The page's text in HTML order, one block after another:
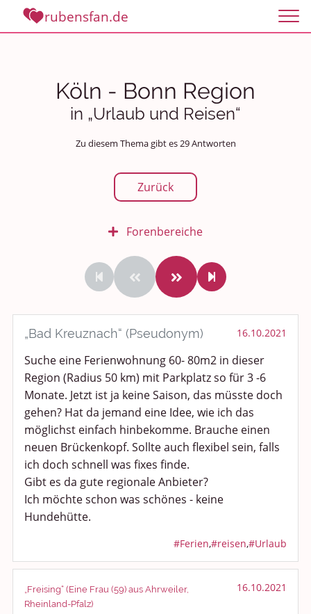
rubensfan.de
Köln - Bonn Region
in „Urlaub und Reisen“
Zu diesem Thema gibt es 29 Antworten
Zurück
Forenbereiche
Rundum Leben
Politik und Weltgeschehen
Smalltalk
Persönliches
Treffen und Stammtische
Ü100 Party - Fanecke
Gesundheit & Wellness
Sport & Freizeit
Shopping und Bekleidung
Medien & Showgeschäft
„Bad Kreuznach“ (Pseudonym) 16.10.2021
Suche eine Ferienwohnung 60- 80m2 in dieser
Region (Radius 50 km) mit Parkplatz so für 3 -6
Monate. Jetzt ist ja keine Saison, das müsste doch
gehen? Hat da jemand eine Idee, wie ich das
möglichst einfach hinbekomme. Brauche einen
neuen Brückenkopf. Sollte auch flexibel sein, falls
ich doch schnell was fixes finde.
Gibt es da gute regionale Anbieter?
Ich möchte schon was schönes - keine
Hundehütte.
#Ferien,#reisen,#Urlaub
„Freising“ (Eine Frau (59) aus Ahrweiler,
Rheinland-Pfalz)
16.10.2021